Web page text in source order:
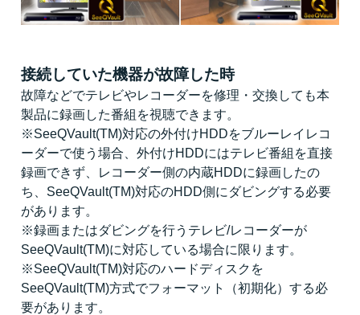
接続していた機器が故障した時
故障などでテレビやレコーダーを修理・交換しても本
製品に録画した番組を視聴できます。
※SeeQVault(TM)対応の外付けHDDをブルーレイレコ
ーダーで使う場合、外付けHDDにはテレビ番組を直接
録画できず、レコーダー側の内蔵HDDに録画したの
ち、SeeQVault(TM)対応のHDD側にダビングする必要
があります。
※録画またはダビングを行うテレビ/レコーダーが
SeeQVault(TM)に対応している場合に限ります。
※SeeQVault(TM)対応のハードディスクを
SeeQVault(TM)方式でフォーマット（初期化）する必
要があります。